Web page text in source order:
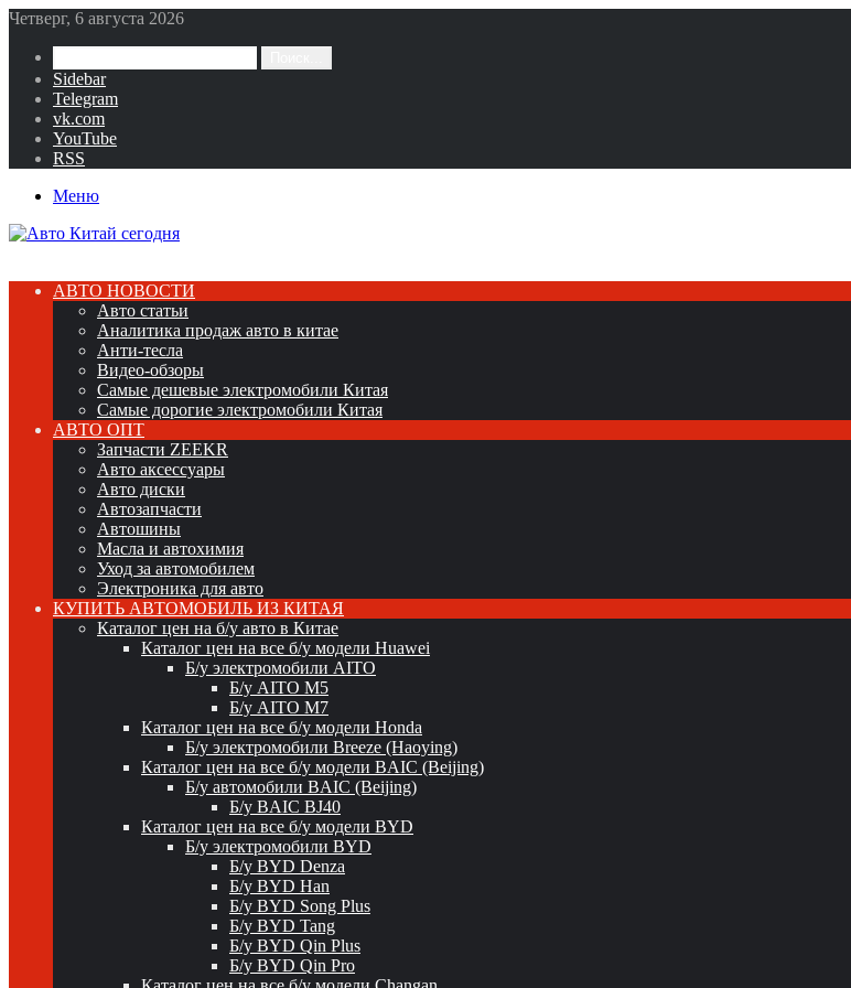
Четверг, 6 августа 2026
Sidebar
Telegram
vk.com
YouTube
RSS
Меню
АВТО НОВОСТИ
Авто статьи
Аналитика продаж авто в китае
Анти-тесла
Видео-обзоры
Самые дешевые электромобили Китая
Самые дорогие электромобили Китая
АВТО ОПТ
Запчасти ZEEKR
Авто аксессуары
Авто диски
Автозапчасти
Автошины
Масла и автохимия
Уход за автомобилем
Электроника для авто
КУПИТЬ АВТОМОБИЛЬ ИЗ КИТАЯ
Каталог цен на б/у авто в Китае
Каталог цен на все б/у модели Huawei
Б/у электромобили AITO
Б/у AITO M5
Б/у AITO M7
Каталог цен на все б/у модели Honda
Б/у электромобили Breeze (Haoying)
Каталог цен на все б/у модели BAIC (Beijing)
Б/у автомобили BAIC (Beijing)
Б/у BAIC BJ40
Каталог цен на все б/у модели BYD
Б/у электромобили BYD
Б/у BYD Denza
Б/у BYD Han
Б/у BYD Song Plus
Б/у BYD Tang
Б/у BYD Qin Plus
Б/у BYD Qin Pro